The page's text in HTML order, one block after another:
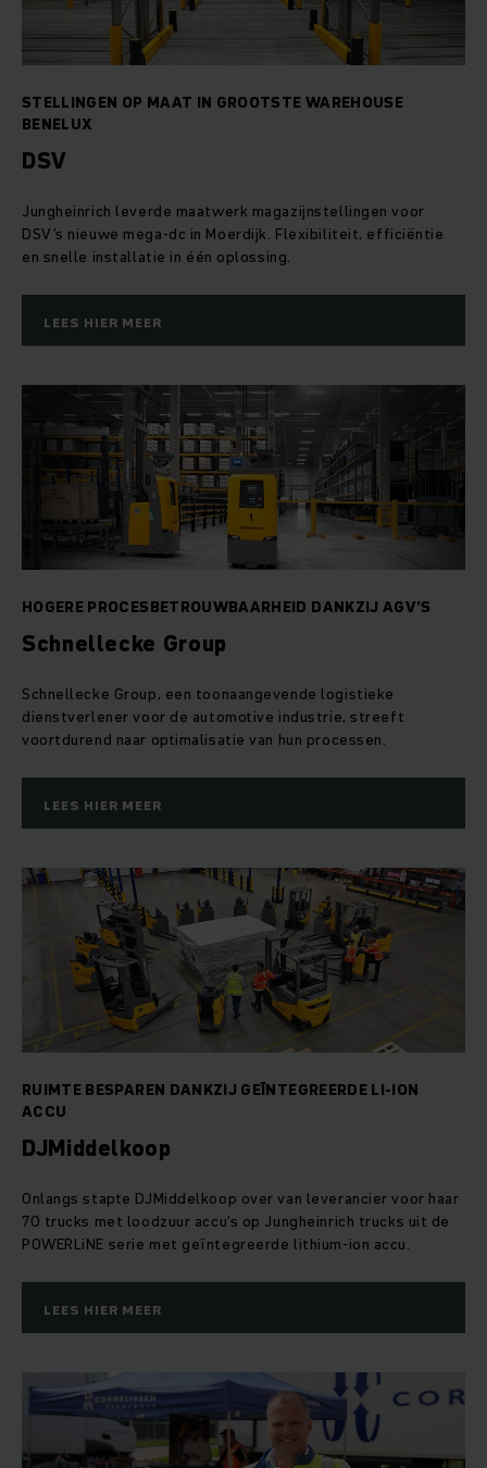
STELLINGEN OP MAAT IN GROOTSTE WAREHOUSE
BENELUX
DSV
Jungheinrich leverde maatwerk magazijnstellingen voor
DSV’s nieuwe mega‑dc in Moerdijk. Flexibiliteit, efficiëntie
en snelle installatie in één oplossing.
LEES HIER MEER
HOGERE PROCESBETROUWBAARHEID DANKZIJ AGV’S
Schnellecke Group
Schnellecke Group, een toonaangevende logistieke
dienstverlener voor de automotive industrie, streeft
voortdurend naar optimalisatie van hun processen.
LEES HIER MEER
RUIMTE BESPAREN DANKZIJ GEÏNTEGREERDE LI-ION
ACCU
DJMiddelkoop
Onlangs stapte DJMiddelkoop over van leverancier voor haar
70 trucks met loodzuur accu’s op Jungheinrich trucks uit de
POWERLiNE serie met geïntegreerde lithium-ion accu.
LEES HIER MEER